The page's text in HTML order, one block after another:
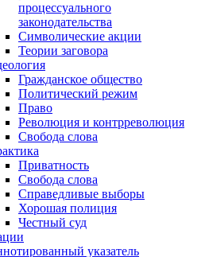
процессуального
законодательства
Символические акции
Теории заговора
Гражданское общество
Политический режим
Право
Революция и контрреволюция
Свобода слова
Приватность
Свобода слова
Справедливые выборы
Хорошая полиция
Честный суд
указатель